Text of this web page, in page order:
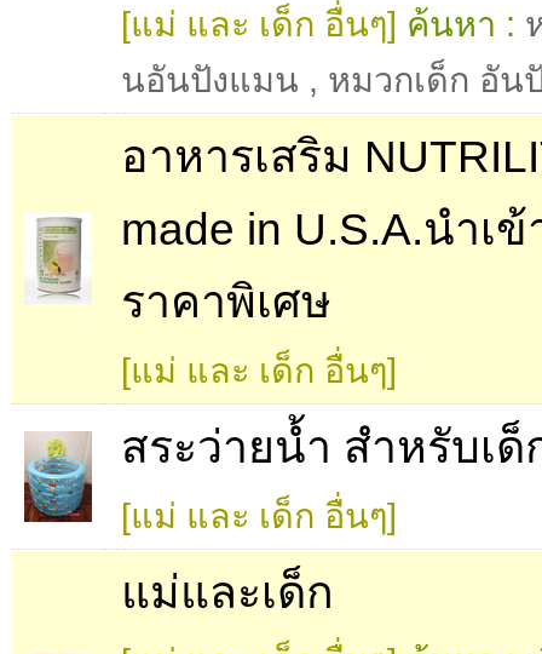
[แม่ และ เด็ก อื่นๆ] ค้นหา :
นอันปังแมน , หมวกเด็ก อัน
อาหารเสริม
made in U.S.A.นำเข้
ราคาพิเศษ
[แม่ และ เด็ก อื่นๆ]
สระว่ายน้ำ สำหรับเด็
[แม่ และ เด็ก อื่นๆ]
แม่และเด็ก